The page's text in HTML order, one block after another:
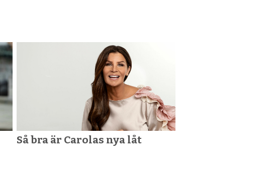
Så bra är Carolas nya låt